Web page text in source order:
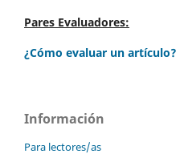
Pares Evaluadores:
¿Cómo evaluar un artículo?
Información
Para lectores/as